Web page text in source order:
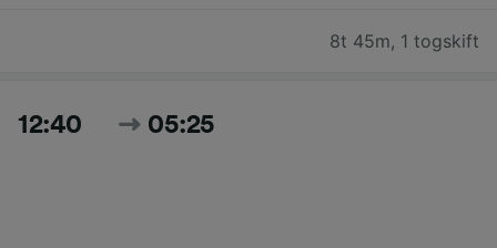
8t 45m, 1 togskift
12:40 05:25